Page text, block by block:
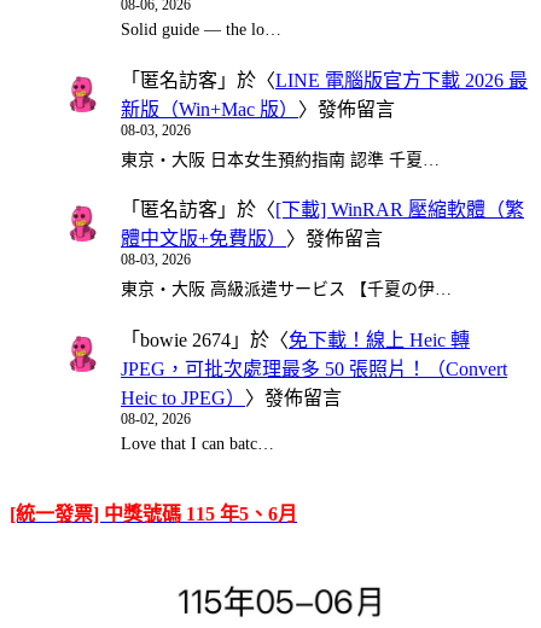
08-06, 2026
Solid guide — the lo…
「 匿名訪客 」於〈LINE 電腦版官方下載 2026 最
新版（Win+Mac 版） 〉發佈留言
08-03, 2026
東京・大阪 日本女生預約指南 認準 千夏…
「 匿名訪客 」於〈[下載] WinRAR 壓縮軟體（繁
體中文版+免費版） 〉發佈留言
08-03, 2026
東京・大阪 高級派遣サービス 【千夏の伊…
「 bowie 2674 」於〈免下載！線上 Heic 轉
JPEG，可批次處理最多 50 張照片！（Convert
Heic to JPEG） 〉發佈留言
08-02, 2026
Love that I can batc…
[統一發票] 中獎號碼 115 年5、6月